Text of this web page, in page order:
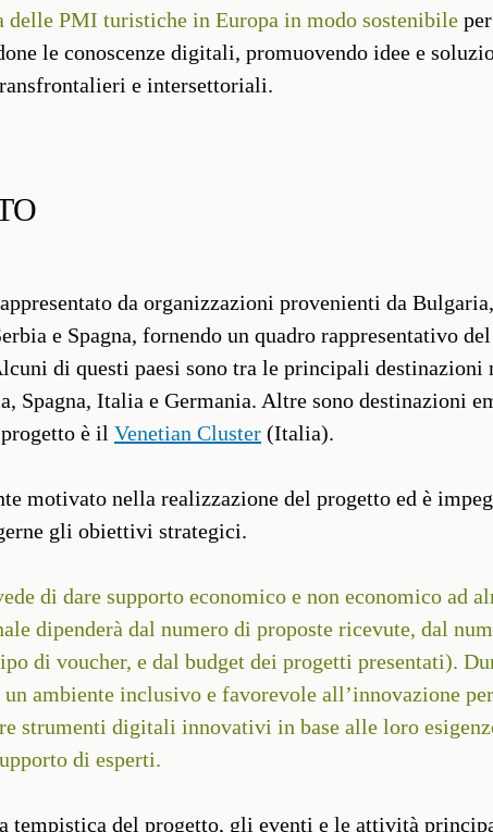
PMI turistiche in Europa in modo sostenibile
le conoscenze digitali, promuovendo idee e
e intersettoriali.
da organizzazioni provenienti da
e Spagna, fornendo un quadro rappresentativo
di questi paesi sono tra le principali
Spagna, Italia e Germania. Altre sono destinazioni
è il Venetian Cluster (Italia).
motivato nella realizzazione del progetto ed è
gli obiettivi strategici.
di dare supporto economico e non economico ad
dipenderà dal numero di proposte ricevute, dal
di voucher, e dal budget dei progetti presentati).
ambiente inclusivo e favorevole all’innovazione
strumenti digitali innovativi in base alle loro
di esperti.
tempistica del progetto, gli eventi e le attività